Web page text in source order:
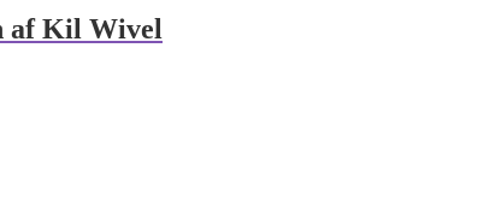
af Kil Wivel